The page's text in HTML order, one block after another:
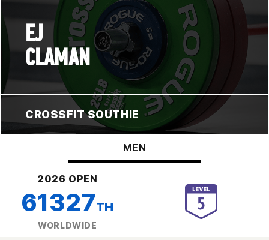
EJ
CLAMAN
CROSSFIT SOUTHIE
MEN
2026 OPEN
61327TH
WORLDWIDE